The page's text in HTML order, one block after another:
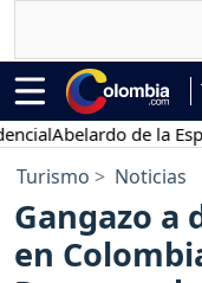
Abelardo de la
Turismo Noticias
Gangazo a
en